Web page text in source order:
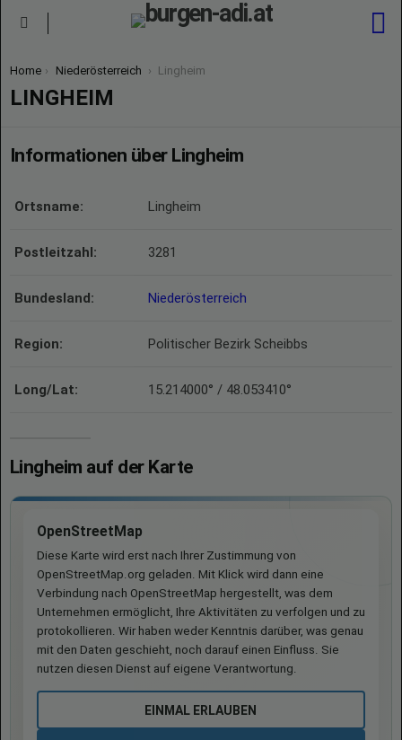
You are here:
Home Niederösterreich Lingheim
LINGHEIM
Informationen über Lingheim
Ortsname: Lingheim
Postleitzahl: 3281
Bundesland: Niederösterreich
Region: Politischer Bezirk Scheibbs
Long/Lat: 15.214000° / 48.053410°
Lingheim auf der Karte
OpenStreetMap
Diese Karte wird erst nach Ihrer Zustimmung von
OpenStreetMap.org geladen. Mit Klick wird dann eine
Verbindung nach OpenStreetMap hergestellt, was dem
Unternehmen ermöglicht, Ihre Aktivitäten zu verfolgen und zu
protokollieren. Wir haben weder Kenntnis darüber, was genau
mit den Daten geschieht, noch darauf einen Einfluss. Sie
nutzen diesen Dienst auf eigene Verantwortung.
EINMAL ERLAUBEN